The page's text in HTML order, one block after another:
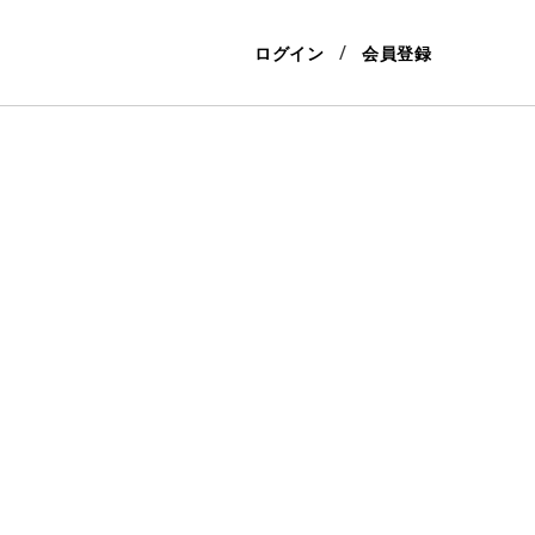
ログイン 会員登録